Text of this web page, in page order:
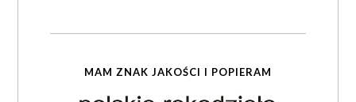
MAM ZNAK JAKOŚCI I POPIERAM